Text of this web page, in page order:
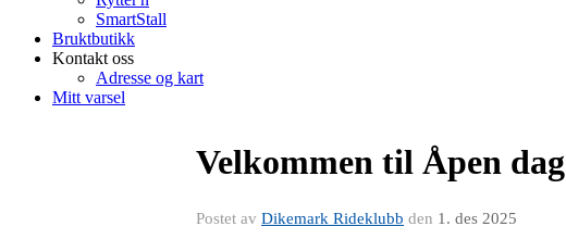
SmartStall
Bruktbutikk
Kontakt oss
Adresse og kart
Mitt varsel
Velkommen til Åpen dag
Postet av Dikemark Rideklubb den 1. des 2025